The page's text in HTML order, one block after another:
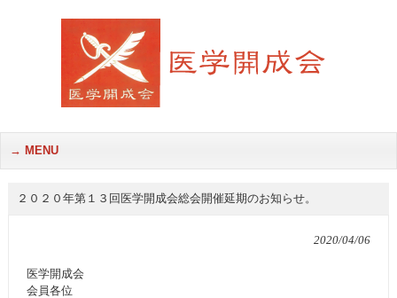
MENU
２０２０年第１３回医学開成会総会開催延期のお知らせ。
2020/04/06
医学開成会
会員各位